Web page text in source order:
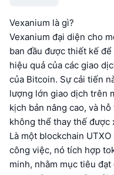
Vexanium là gì?
Vexanium đại diện cho
ban đầu được thiết kế
hiệu quả của các giao
của Bitcoin. Sự cải tiến
lượng lớn giao dịch trên
kịch bản nâng cao, và
không thể thay thế được
Là một blockchain
công việc, nó tích hợp
minh, nhằm mục tiêu